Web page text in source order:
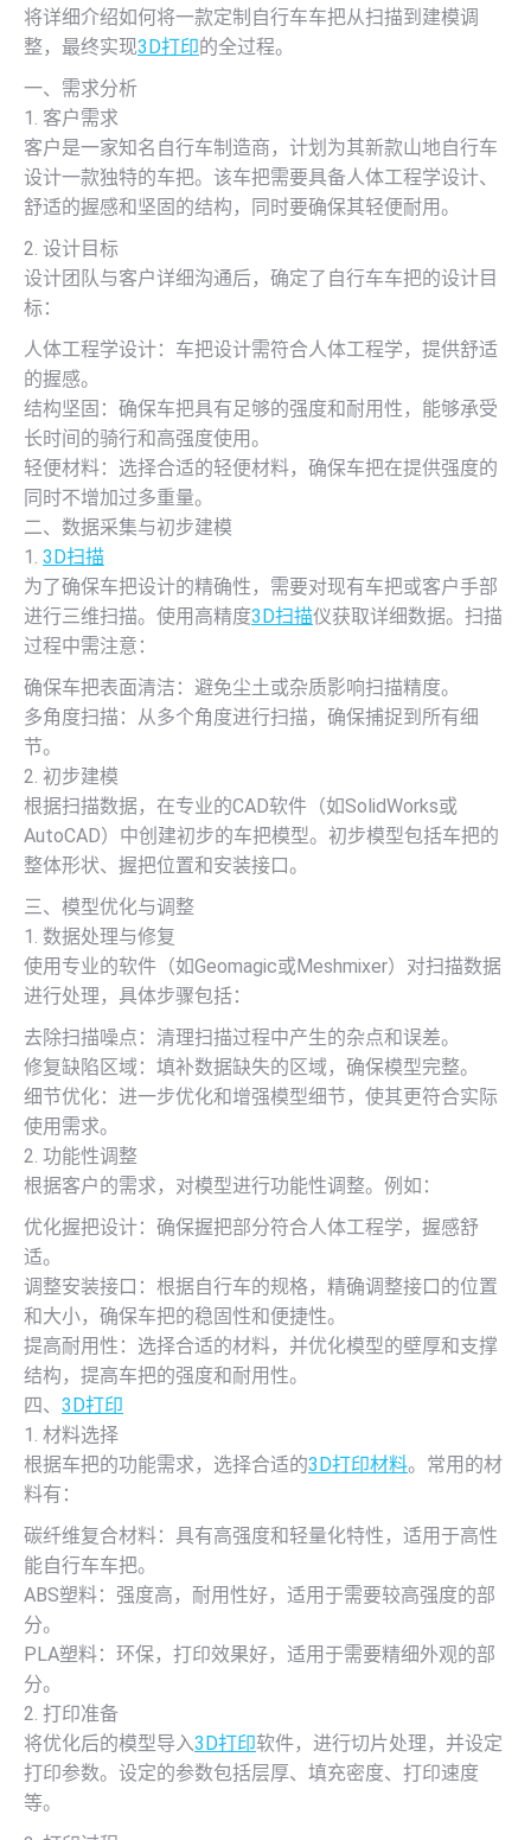
将详细介绍如何将一款定制自行车车把从扫描到建模调
整，最终实现3D打印的全过程。
一、需求分析
1. 客户需求
客户是一家知名自行车制造商，计划为其新款山地自行车
设计一款独特的车把。该车把需要具备人体工程学设计、
舒适的握感和坚固的结构，同时要确保其轻便耐用。
2. 设计目标
设计团队与客户详细沟通后，确定了自行车车把的设计目
标：
人体工程学设计：车把设计需符合人体工程学，提供舒适
的握感。
结构坚固：确保车把具有足够的强度和耐用性，能够承受
长时间的骑行和高强度使用。
轻便材料：选择合适的轻便材料，确保车把在提供强度的
同时不增加过多重量。
二、数据采集与初步建模
1. 3D扫描
为了确保车把设计的精确性，需要对现有车把或客户手部
进行三维扫描。使用高精度3D扫描仪获取详细数据。扫描
过程中需注意：
确保车把表面清洁：避免尘土或杂质影响扫描精度。
多角度扫描：从多个角度进行扫描，确保捕捉到所有细
节。
2. 初步建模
根据扫描数据，在专业的CAD软件（如SolidWorks或
AutoCAD）中创建初步的车把模型。初步模型包括车把的
整体形状、握把位置和安装接口。
三、模型优化与调整
1. 数据处理与修复
使用专业的软件（如Geomagic或Meshmixer）对扫描数据
进行处理，具体步骤包括：
去除扫描噪点：清理扫描过程中产生的杂点和误差。
修复缺陷区域：填补数据缺失的区域，确保模型完整。
细节优化：进一步优化和增强模型细节，使其更符合实际
使用需求。
2. 功能性调整
根据客户的需求，对模型进行功能性调整。例如：
优化握把设计：确保握把部分符合人体工程学，握感舒
适。
调整安装接口：根据自行车的规格，精确调整接口的位置
和大小，确保车把的稳固性和便捷性。
提高耐用性：选择合适的材料，并优化模型的壁厚和支撑
结构，提高车把的强度和耐用性。
四、 3D打印
1. 材料选择
根据车把的功能需求，选择合适的3D打印材料。常用的材
料有：
碳纤维复合材料：具有高强度和轻量化特性，适用于高性
能自行车车把。
ABS塑料：强度高，耐用性好，适用于需要较高强度的部
分。
PLA塑料：环保，打印效果好，适用于需要精细外观的部
分。
2. 打印准备
将优化后的模型导入3D打印软件，进行切片处理，并设定
打印参数。设定的参数包括层厚、填充密度、打印速度
等。